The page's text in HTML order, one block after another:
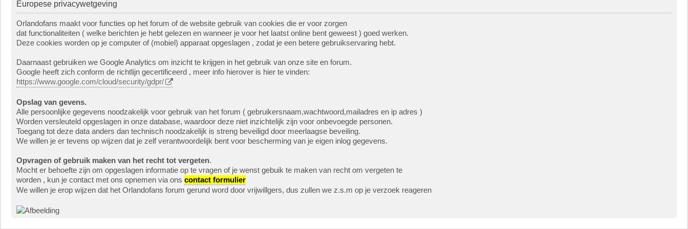
Europese privacywetgeving
Orlandofans maakt voor functies op het forum of de website gebruik van cookies die er voor zorgen
dat functionaliteiten ( welke berichten je hebt gelezen en wanneer je voor het laatst online bent geweest ) goed werken.
Deze cookies worden op je computer of (mobiel) apparaat opgeslagen , zodat je een betere gebruikservaring hebt.
Daarnaast gebruiken we Google Analytics om inzicht te krijgen in het gebruik van onze site en forum.
Google heeft zich conform de richtlijn gecertificeerd , meer info hierover is hier te vinden:
https://www.google.com/cloud/security/gdpr/
Opslag van gevens.
Alle persoonlijke gegevens noodzakelijk voor gebruik van het forum ( gebruikersnaam,wachtwoord,mailadres en ip adres )
Worden versleuteld opgeslagen in onze database, waardoor deze niet inzichtelijk zijn voor onbevoegde personen.
Toegang tot deze data anders dan technisch noodzakelijk is streng beveiligd door meerlaagse beveiling.
We willen je er tevens op wijzen dat je zelf verantwoordelijk bent voor bescherming van je eigen inlog gegevens.
Opvragen of gebruik maken van het recht tot vergeten.
Mocht er behoefte zijn om opgeslagen informatie op te vragen of je wenst gebuik te maken van recht om vergeten te
worden , kun je contact met ons opnemen via ons contact formulier
We willen je erop wijzen dat het Orlandofans forum gerund word door vrijwillgers, dus zullen we z.s.m op je verzoek reageren